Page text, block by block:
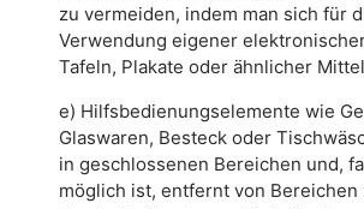
zu vermeiden, indem man sich für
Verwendung eigener
Tafeln, Plakate oder ähnlicher
e) Hilfsbedienungselemente wie
Glaswaren, Besteck oder
in geschlossenen Bereichen und,
möglich ist, entfernt von Bereichen